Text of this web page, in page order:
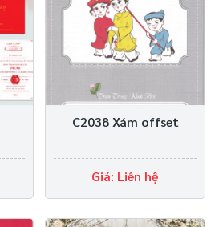
C2038 Xám offset
Giá: Liên hệ